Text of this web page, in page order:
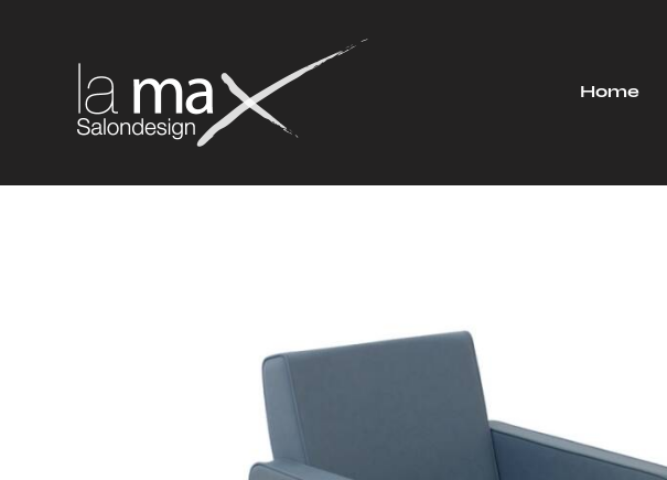
Home